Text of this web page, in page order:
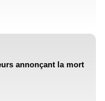
annonçant la mort